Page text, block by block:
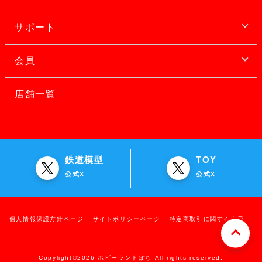
サポート
会員
店舗一覧
鉄道模型
公式X
TOY
公式X
個人情報保護方針ページ サイトポリシーページ 特定商取引に関する表示
Copylight©2026 ホビーランドぽち All rights reserved.